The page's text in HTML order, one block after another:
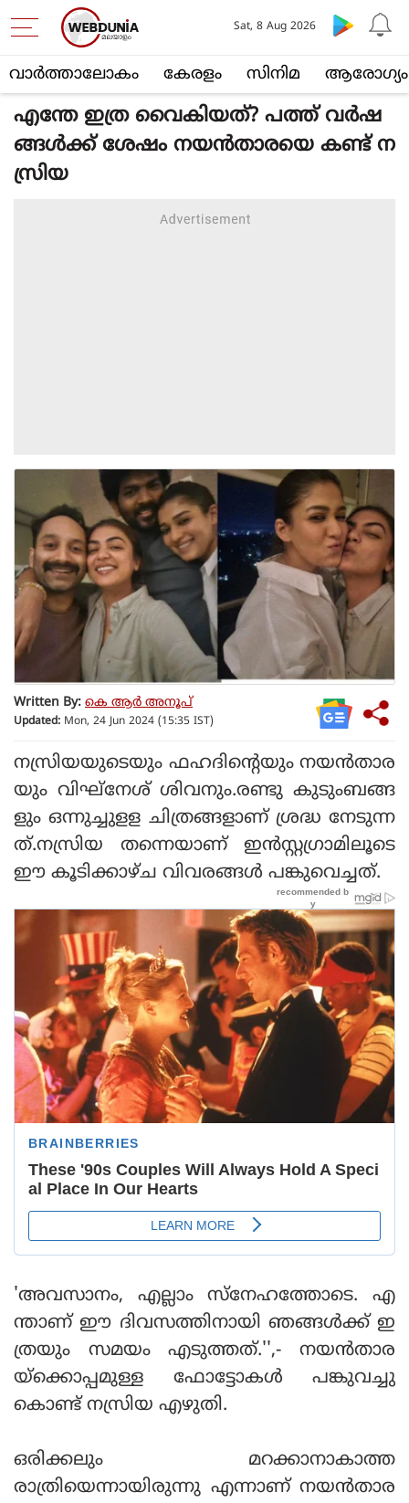
വാര്‍ത്താലോകം കേരളം സിനിമ ആരോഗ്യം
Sat, 8 Aug 2026
എന്തേ ഇത്ര വൈകിയത്? പത്ത് വര്‍ഷ
ങ്ങള്‍ക്ക് ശേഷം നയന്‍താരയെ കണ്ട് ന
സ്രിയ
Written By: കെ ആര്‍ അനൂപ്
Updated: Mon, 24 Jun 2024 (15:35 IST)
നസ്രിയയുടെയും ഫഹദിന്റെയും നയന്‍താര
യും വിഘ്‌നേശ് ശിവനും.രണ്ടു കുടുംബങ്ങ
ളും ഒന്നുച്ചുളള ചിത്രങ്ങളാണ് ശ്രദ്ധ നേടുന്ന
ത്.നസ്രിയ തന്നെയാണ് ഇന്‍സ്റ്റഗ്രാമിലൂടെ
ഈ കൂടിക്കാഴ്ച വിവരങ്ങള്‍ പങ്കുവെച്ചത്.
'അവസാനം, എല്ലാം സ്‌നേഹത്തോടെ. എ
ന്താണ് ഈ ദിവസത്തിനായി ഞങ്ങള്‍ക്ക് ഇ
ത്രയും സമയം എടുത്തത്.'',- നയന്‍താര
യ്ക്കൊപ്പമുള്ള ഫോട്ടോകള്‍ പങ്കുവച്ചു
കൊണ്ട് നസ്രിയ എഴുതി.
ഒരിക്കലും മറക്കാനാകാത്ത
രാത്രിയെന്നായിരുന്നു എന്നാണ് നയന്‍താര